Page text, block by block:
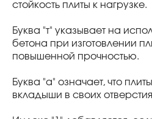
стойкость плиты к нагрузке.
Буква "т" указывает на
бетона при изготовлении
повышенной прочностью.
Буква "а" означает, что
вкладыши в своих